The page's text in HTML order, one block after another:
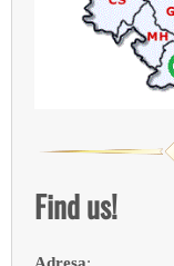
Find us!
Adresa: